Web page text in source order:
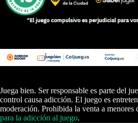
Juega bien. Ser responsable es parte del
control causa adicción. El juego es
moderación. Prohibida la venta a menores
para la adicción al juego.